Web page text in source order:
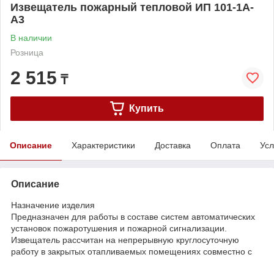
Извещатель пожарный тепловой ИП 101-1А-
А3
В наличии
Розница
2 515 ₸
Купить
Описание Характеристики Доставка Оплата
Описание
Назначение изделия
Предназначен для работы в составе систем автоматических
установок пожаротушения и пожарной сигнализации.
Извещатель рассчитан на непрерывную круглосуточную
работу в закрытых отапливаемых помещениях совместно с